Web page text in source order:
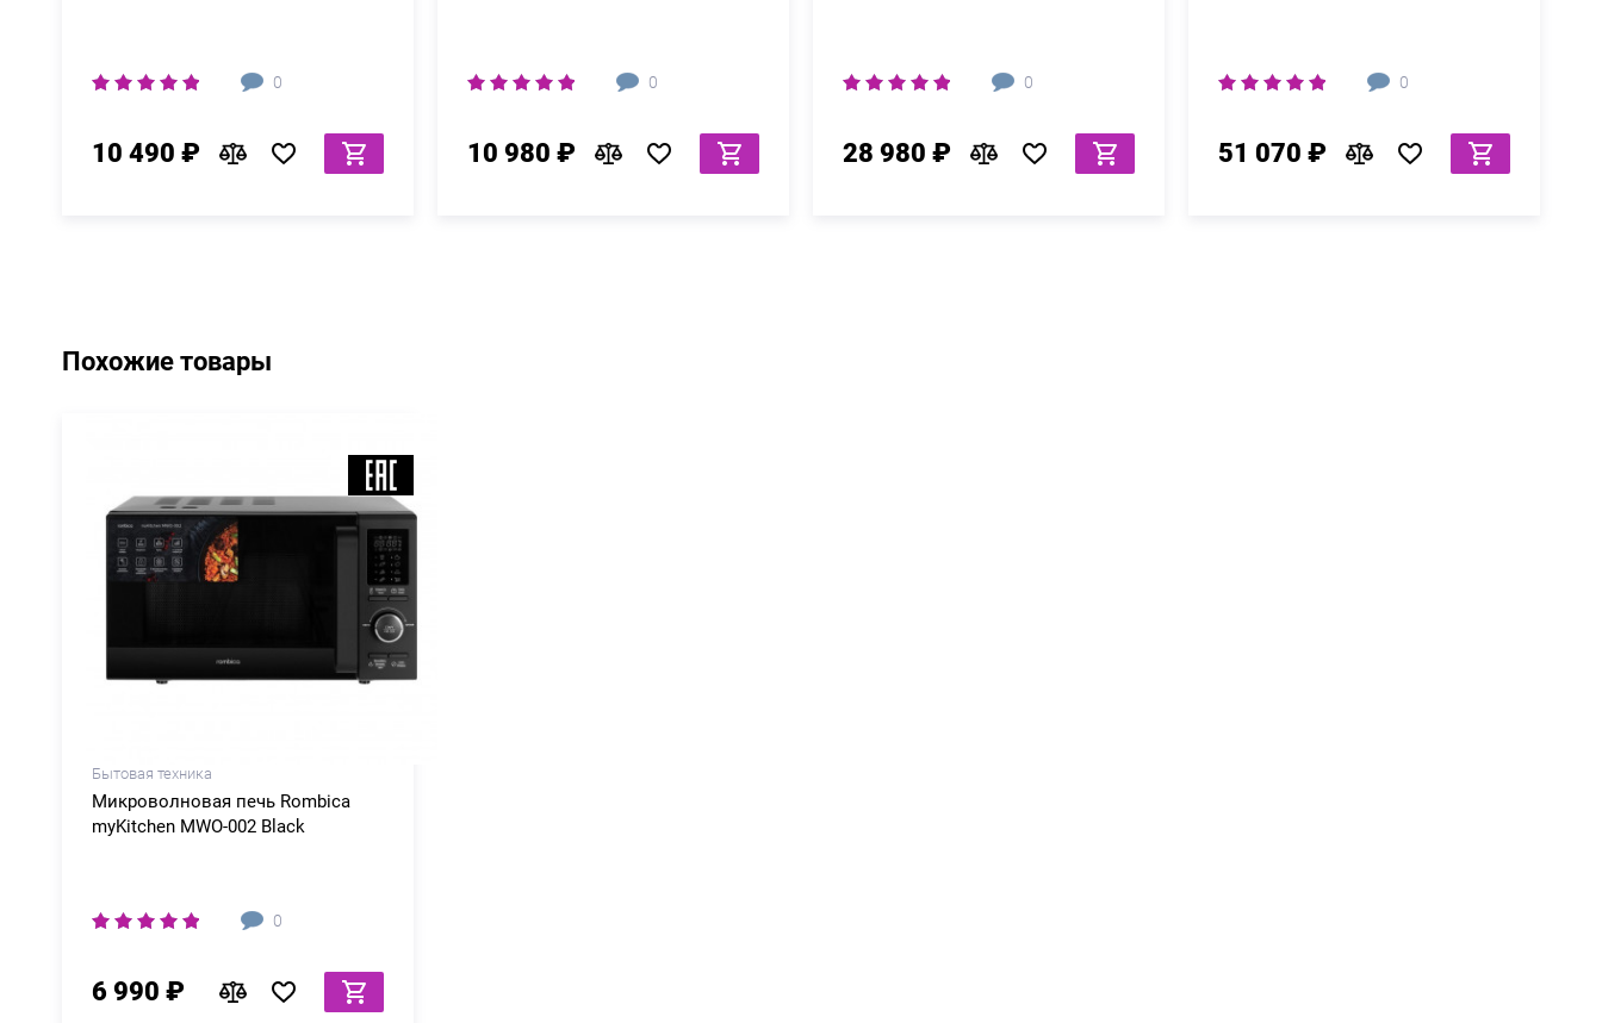
0
10 490 ₽
0
10 980 ₽
0
28 980 ₽
0
51 070 ₽
Похожие товары
Бытовая техника
Микроволновая печь Rombica
myKitchen MWO-002 Black
0
6 990 ₽